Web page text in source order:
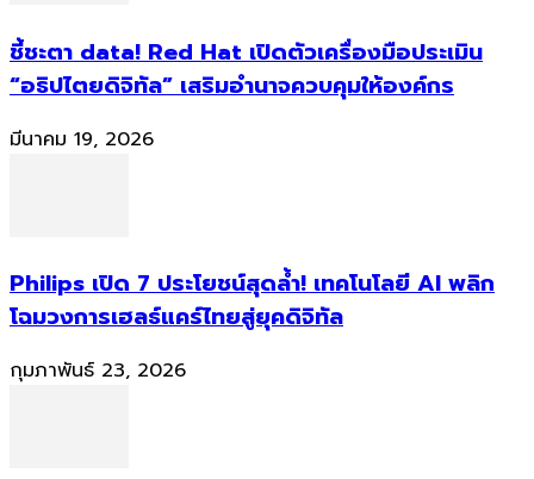
ชี้ชะตา data! Red Hat เปิดตัวเครื่องมือประเมิน
“อธิปไตยดิจิทัล” เสริมอำนาจควบคุมให้องค์กร
มีนาคม 19, 2026
Philips เปิด 7 ประโยชน์สุดล้ำ! เทคโนโลยี AI พลิก
โฉมวงการเฮลธ์แคร์ไทยสู่ยุคดิจิทัล
กุมภาพันธ์ 23, 2026